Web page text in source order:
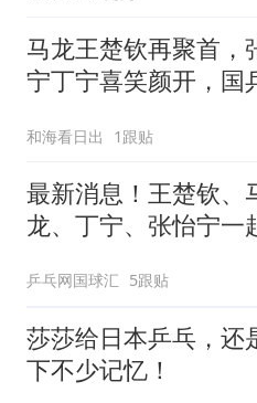
马龙王楚钦再聚首，
宁丁宁喜笑颜开，国
和海看日出 1跟贴
最新消息！王楚钦、
龙、丁宁、张怡宁一
站在C位
乒乓网国球汇 5跟贴
莎莎给日本乒乓，还
下不少记忆！